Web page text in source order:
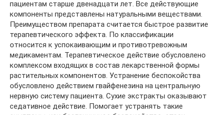
пациентам старше двенадцати лет. Все действующие
компоненты представлены натуральными веществами.
Преимуществом препарата считается быстрое развитие
терапевтического эффекта. По классификации
относится к успокаивающим и противотревожным
медикаментам. Терапевтическое действие обусловлено
комплексом входящих в состав лекарственной формы
растительных компонентов. Устранение беспокойства
обусловлено действием гвайфенезина на центральную
нервную систему пациента. Сухие экстракты оказывают
седативное действие. Помогает устранять такие